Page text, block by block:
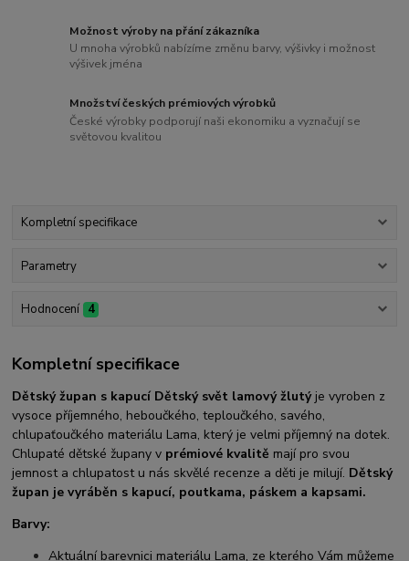
Možnost výroby na přání zákazníka
U mnoha výrobků nabízíme změnu barvy, výšivky i možnost
výšivek jména
Množství českých prémiových výrobků
České výrobky podporují naši ekonomiku a vyznačují se
světovou kvalitou
Kompletní specifikace
Parametry
Hodnocení 4
Kompletní specifikace
Dětský župan s kapucí Dětský svět lamový žlutý je vyroben z
vysoce příjemného, heboučkého, teploučkého, savého,
chlupaťoučkého materiálu Lama, který je velmi příjemný na dotek.
Chlupaté dětské župany v prémiové kvalitě mají pro svou
jemnost a chlupatost u nás skvělé recenze a děti je milují. Dětský
župan je vyráběn s kapucí, poutkama, páskem a kapsami.
Barvy:
Aktuální barevnici materiálu Lama, ze kterého Vám můžeme